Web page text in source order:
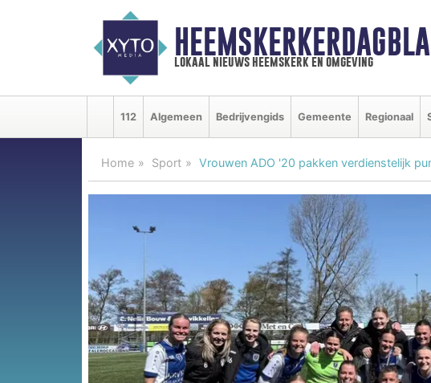
lokaal nieuws heemskerk en omgeving
112 Algemeen Bedrijvengids Gemeente Regionaal
Home Sport Vrouwen ADO '20 pakken verdienstelijk